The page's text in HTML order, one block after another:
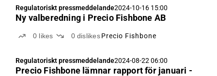
Regulatoriskt pressmeddelande2024-10-16 15:00
Ny valberedning i Precio Fishbone AB
0 likes 0 dislikes Precio Fishbone
Regulatoriskt pressmeddelande2024-08-22 06:00
Precio Fishbone lämnar rapport för januari -